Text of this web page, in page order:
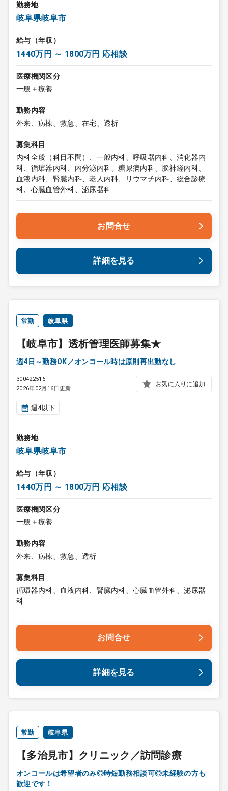
勤務地
岐阜県岐阜市
給与（年収）
1440万円 ～ 1800万円 応相談
医療機関区分
一般＋療養
勤務内容
外来、病棟、救急、在宅、透析
募集科目
内科全般（科目不問）、一般内科、呼吸器内科、消化器内
科、循環器内科、内分泌内科、糖尿病内科、脳神経内科、
血液内科、腎臓内科、老人内科、リウマチ内科、総合診療
科、心臓血管外科、泌尿器科
お問合せ
詳細を見る
常勤 岐阜県
【岐阜市】透析管理医師募集★
週4日～勤務OK／オンコール時は原則再出動なし
300422516
2026年02月16日更新
お気に入りに追加
週4以下
勤務地
岐阜県岐阜市
給与（年収）
1440万円 ～ 1800万円 応相談
医療機関区分
一般＋療養
勤務内容
外来、病棟、救急、透析
募集科目
循環器内科、血液内科、腎臓内科、心臓血管外科、泌尿器
科
お問合せ
詳細を見る
常勤 岐阜県
【多治見市】クリニック／訪問診療
オンコールは希望者のみ◎時短勤務相談可◎未経験の方も
歓迎です！